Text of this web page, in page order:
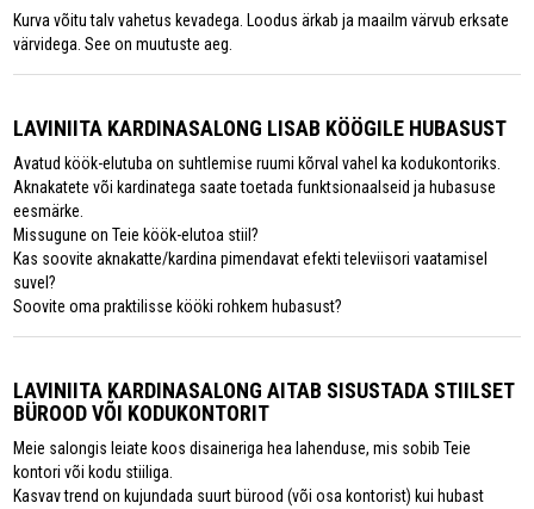
Kurva võitu talv vahetus kevadega. Loodus ärkab ja maailm värvub erksate
värvidega. See on muutuste aeg.
LAVINIITA KARDINASALONG LISAB KÖÖGILE HUBASUST
Avatud köök-elutuba on suhtlemise ruumi kõrval vahel ka kodukontoriks.
Aknakatete või kardinatega saate toetada funktsionaalseid ja hubasuse
eesmärke.
Missugune on Teie köök-elutoa stiil?
Kas soovite aknakatte/kardina pimendavat efekti televiisori vaatamisel
suvel?
Soovite oma praktilisse kööki rohkem hubasust?
LAVINIITA KARDINASALONG AITAB SISUSTADA STIILSET
BÜROOD VÕI KODUKONTORIT
Meie salongis leiate koos disaineriga hea lahenduse, mis sobib Teie
kontori või kodu stiiliga.
Kasvav trend on kujundada suurt bürood (või osa kontorist) kui hubast